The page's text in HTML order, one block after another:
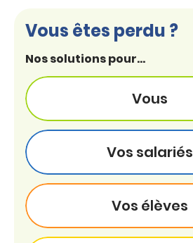
Vous êtes perdu ?
Nos solutions pour...
Vous
Vos salariés
Vos élèves